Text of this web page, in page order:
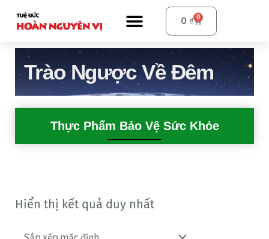
Menu 0 ₫ 0
Cart
Trào Ngược Về Đêm
Thực Phẩm Bảo Vệ Sức Khỏe
Hiển thị kết quả duy nhất